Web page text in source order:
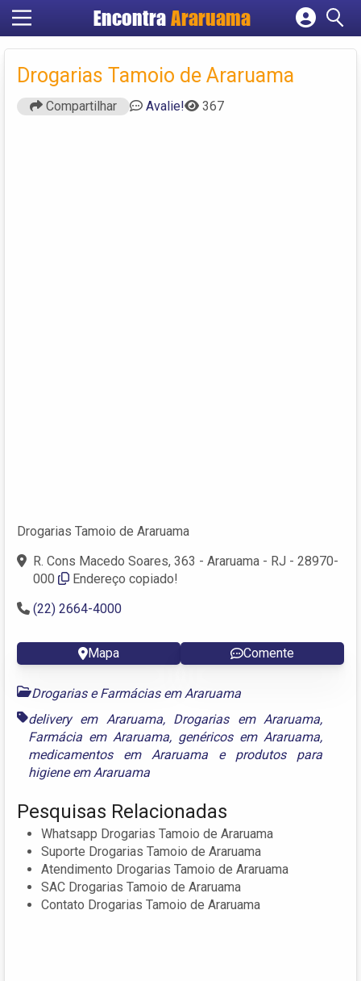
EncontraAraruama
Cadastrar empresa
Criar conta
Drogarias Tamoio de Araruama
Compartilhar Avalie! 367
Drogarias Tamoio de Araruama
R. Cons Macedo Soares, 363 - Araruama - RJ - 28970-
000
Endereço copiado!
(22) 2664-4000
Mapa Comente
Drogarias e Farmácias em Araruama
delivery em Araruama, Drogarias em Araruama,
Farmácia em Araruama, genéricos em Araruama,
medicamentos em Araruama e produtos para
higiene em Araruama
Pesquisas Relacionadas
Whatsapp Drogarias Tamoio de Araruama
Suporte Drogarias Tamoio de Araruama
Atendimento Drogarias Tamoio de Araruama
SAC Drogarias Tamoio de Araruama
Contato Drogarias Tamoio de Araruama